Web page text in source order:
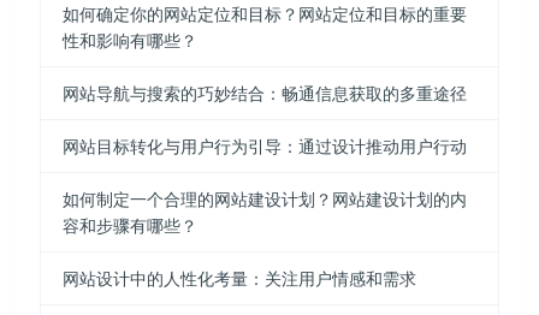
如何确定你的网站定位和目标？网站定位和目标的重要
性和影响有哪些？
网站导航与搜索的巧妙结合：畅通信息获取的多重途径
网站目标转化与用户行为引导：通过设计推动用户行动
如何制定一个合理的网站建设计划？网站建设计划的内
容和步骤有哪些？
网站设计中的人性化考量：关注用户情感和需求